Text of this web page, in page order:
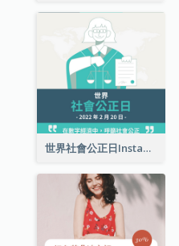
世界社會公正日Instagram帖子